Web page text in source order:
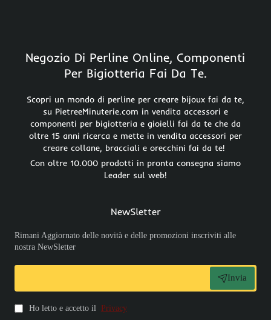
Negozio Di Perline Online, Componenti
Per Bigiotteria Fai Da Te.
Scopri un mondo di perline per creare bijoux fai da te,
su PietreeMinuterie.com in vendita accessori e
componenti per bigiotteria e gioielli fai da te che da
oltre 15 anni ricerca e mette in vendita accessori per
creare collane, bracciali e orecchini fai da te!
Con oltre 10.000 prodotti in pronta consegna siamo
Leader sul web!
NewSletter
Rimani Aggiornato delle novità e delle promozioni inscriviti alle
nostra NewSletter
Invia
Ho letto e accetto il Privacy